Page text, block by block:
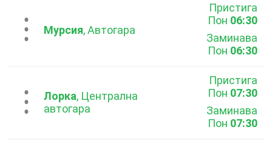
...Мурсия, Автогара
Пристига
Пон 06:30
Заминава
Пон 06:30
...Лорка, Централна
автогара
Пристига
Пон 07:30
Заминава
Пон 07:30